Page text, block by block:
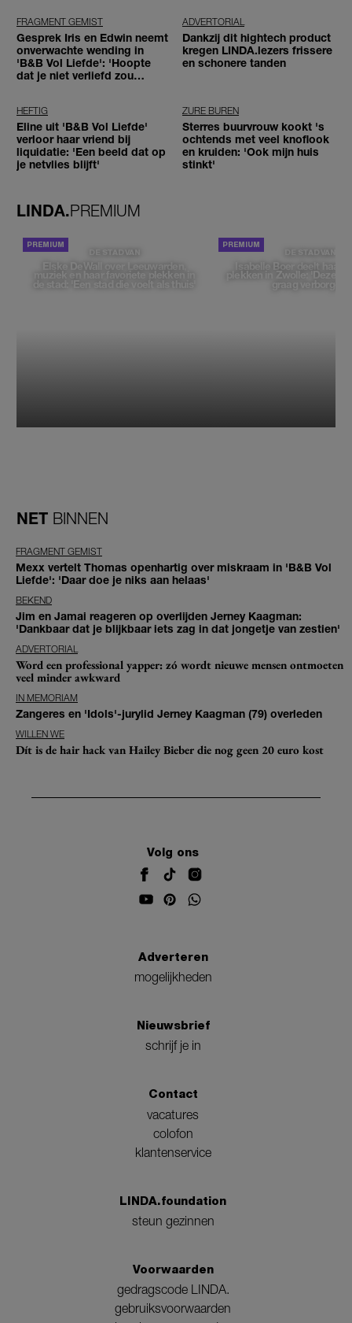
FRAGMENT GEMIST
Gesprek Iris en Edwin neemt
onverwachte wending in
'B&B Vol Liefde': 'Hoopte
dat je niet verliefd zou
ADVERTORIAL
Dankzij dit hightech product
kregen LINDA.lezers frissere
en schonere tanden
HEFTIG
Eline uit 'B&B Vol Liefde'
verloor haar vriend bij
liquidatie: 'Een beeld dat op
je netvlies blijft'
ZURE BUREN
Sterres buurvrouw kookt 's
ochtends met veel knoflook
en kruiden: 'Ook mijn huis
stinkt'
LINDA.PREMIUM
DE STAD VAN
Elske DeWall over Leeuwarden,
muziek en haar favoriete plekken in
de stad: 'Een stad die voelt als thuis'
DE STAD VAN
Isabelle Boer deelt haar
plekken in Zwolle: 'Deze
graag verborgen'
NET BINNEN
FRAGMENT GEMIST
Mexx vertelt Thomas openhartig over miskraam in 'B&B Vol
Liefde': 'Daar doe je niks aan helaas'
BEKEND
Jim en Jamai reageren op overlijden Jerney Kaagman:
'Dankbaar dat je blijkbaar iets zag in dat jongetje van zestien'
ADVERTORIAL
Word een professional yapper: zó wordt nieuwe mensen ontmoeten
veel minder awkward
IN MEMORIAM
Zangeres en 'Idols'-jurylid Jerney Kaagman (79) overleden
WILLEN WE
Dít is de hair hack van Hailey Bieber die nog geen 20 euro kost
Volg ons
Adverteren
mogelijkheden
Nieuwsbrief
schrijf je in
Contact
vacatures
colofon
klantenservice
LINDA.foundation
steun gezinnen
Voorwaarden
gedragscode LINDA.
gebruiksvoorwaarden